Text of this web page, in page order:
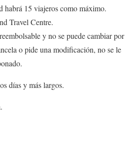
habrá 15 viajeros como máximo.
Travel Centre.
y no se puede cambiar por
o pide una modificación, no se le
días y más largos.